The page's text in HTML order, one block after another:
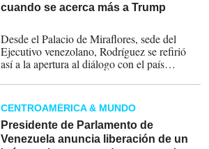
cuando se acerca más a Trump
Desde el Palacio de Miraflores, sede del
Ejecutivo venezolano, Rodríguez se refirió
así a la apertura al diálogo con el país
excarcelaciones de presos políticos anunciado
el pasado jueves por el titular del Parlamento
y hermano de la presidenta encargada, Jorge
Rodríguez.
CENTROAMÉRICA & MUNDO
Presidente de Parlamento de
Venezuela anuncia liberación de un